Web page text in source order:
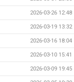
2026-03-26 12:48
2026-03-19 13:32
2026-03-16 18:04
2026-03-10 15:41
2026-03-09 19:45